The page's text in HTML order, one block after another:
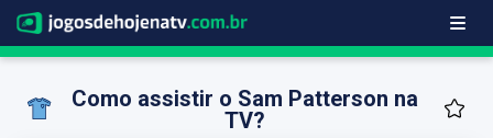
Como assistir o Sam Patterson na
TV?